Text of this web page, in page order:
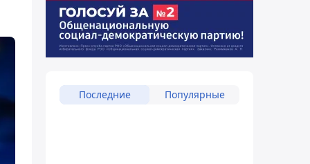
Последние Популярные